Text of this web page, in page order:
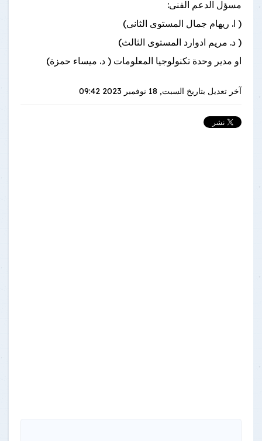
مسؤل الدعم الفنى:
( ا. ريهام جمال المستوى الثانى)
( د. مريم ادوارد المستوى الثالث)
او مدير وحدة تكنولوجيا المعلومات ( د. ميساء حمزة)
آخر تعديل بتاريخ السبت, 18 نوفمبر 2023 09:42